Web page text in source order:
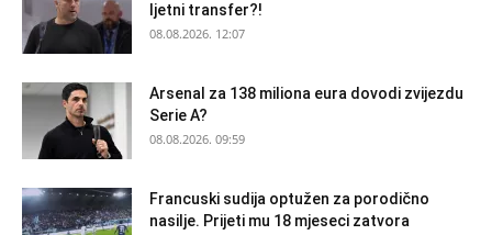
ljetni transfer?!
08.08.2026. 12:07
Arsenal za 138 miliona eura dovodi zvijezdu
Serie A?
08.08.2026. 09:59
Francuski sudija optužen za porodično
nasilje. Prijeti mu 18 mjeseci zatvora